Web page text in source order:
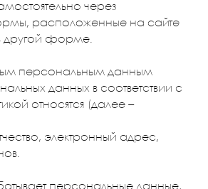
через
расположенные на сайте
другой форме.
персональным данным
данных в соответствии с
относятся (далее –
электронный адрес,
персональные данные,